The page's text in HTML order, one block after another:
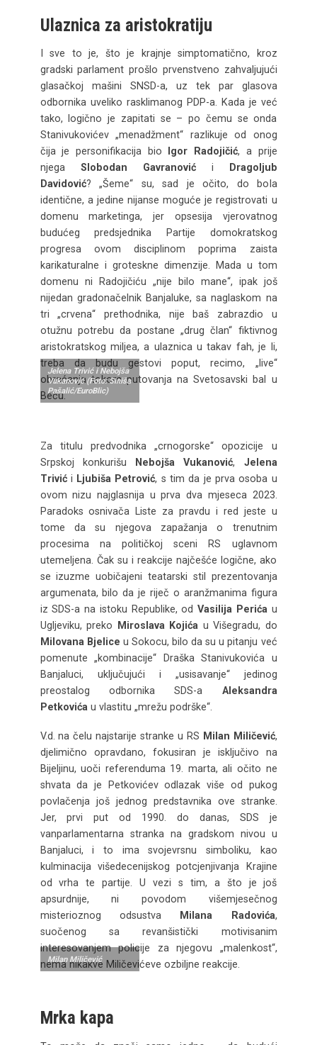
Ulaznica za aristokratiju
I sve to je, što je krajnje simptomatično, kroz
gradski parlament prošlo prvenstveno zahvaljujući
glasačkoj mašini SNSD-a, uz tek par glasova
odbornika uveliko rasklimanog PDP-a. Kada je već
tako, logično je zapitati se – po čemu se onda
Stanivukovićev „menadžment“ razlikuje od onog
čija je personifikacija bio Igor Radojičić, a prije
njega Slobodan Gavranovići
Dragoljub
Davidović? „Šeme“ su, sad je očito, do bola
identične, a jedine nijanse moguće je registrovati u
domenu marketinga, jer opsesija vjerovatnog
budućeg predsjednika Partije domokratskog
progresa ovom disciplinom poprima zaista
karikaturalne i groteskne dimenzije. Mada u tom
domenu ni Radojičiću „nije bilo mane“, ipak još
nijedan gradonačelnik Banjaluke, sa naglaskom na
tri „crvena“ prethodnika, nije baš zabrazdio u
otužnu potrebu da postane „drug član“ fiktivnog
aristokratskog miljea, a ulaznica u takav fah, je li,
treba da budu gestovi poput, recimo, „live“
obraćanja tokom putovanja na Svetosavski bal u
Beču.
Jelena Trivić i Nebojša
Vukanović (Foto: Siniša
Pašalić/EuroBlic)
Za titulu predvodnika „crnogorske“ opozicije u
Srpskoj konkurišu
Nebojša Vukanović, Jelena
Trivići Ljubiša Petrović, s tim da je prva osoba u
ovom nizu najglasnija u prva dva mjeseca 2023.
Paradoks osnivača Liste za pravdu i red jeste u
tome da su njegova zapažanja o trenutnim
procesima na političkoj sceni RS uglavnom
utemeljena. Čak su i reakcije najčešće logične, ako
se izuzme uobičajeni teatarski stil prezentovanja
argumenata, bilo da je riječ o aranžmanima figura
iz SDS-a na istoku Republike, od Vasilija Perićau
Ugljeviku, preko
Miroslava Kojića u Višegradu, do
Milovana Bjelice u Sokocu, bilo da su u pitanju već
pomenute „kombinacije“ Draška Stanivukovića u
Banjaluci, uključujući i „usisavanje“ jedinog
preostalog odbornika SDS-a Aleksandra
Petkovićau vlastitu „mrežu podrške“.
V.d. na čelu najstarije stranke u RS Milan Miličević,
djelimično opravdano, fokusiran je isključivo na
Bijeljinu, uoči referenduma 19. marta, ali očito ne
shvata da je Petkovićev odlazak više od pukog
povlačenja još jednog predstavnika ove stranke.
Jer, prvi put od 1990. do danas, SDS je
vanparlamentarna stranka na gradskom nivou u
Banjaluci, i to ima svojevrsnu simboliku, kao
kulminacija višedecenijskog potcjenjivanja Krajine
od vrha te partije. U vezi s tim, a što je još
apsurdnije, ni povodom višemjesečnog
misterioznog odsustva
Milana Radovića,
suočenog sa revanšistički motivisanim
interesovanjem policije za njegovu „malenkost“,
nema nikakve Miličevićeve ozbiljne reakcije.
Milan Miličević
Mrka kapa